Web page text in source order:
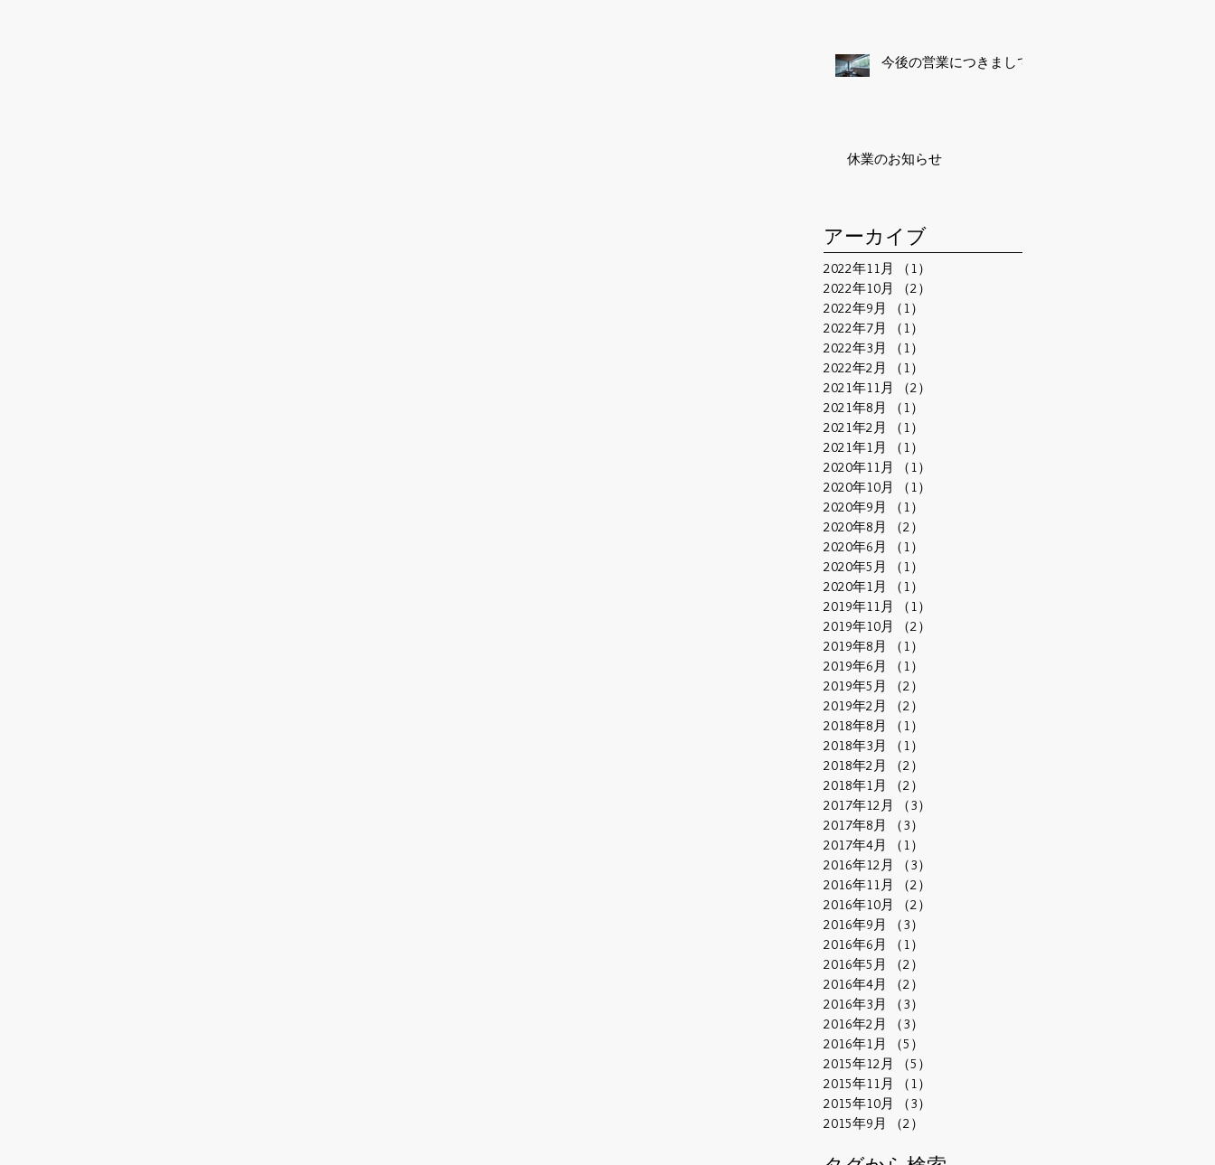
今後の営業につきまして
休業のお知らせ
アーカイブ
2022年11月 （1）
2022年10月
（2）
2022年9月
（1）
2022年7月
（1）
2022年3月
（1）
2022年2月
（1）
2021年11月
（2）
2021年8月
（1）
2021年2月
（1）
2021年1月
（1）
2020年11月
（1）
2020年10月
（1）
2020年9月
（1）
2020年8月
（2）
2020年6月
（1）
2020年5月
（1）
2020年1月
（1）
2019年11月
（1）
2019年10月
（2）
2019年8月
（1）
2019年6月
（1）
2019年5月
（2）
2019年2月
（2）
2018年8月
（1）
2018年3月
（1）
2018年2月
（2）
2018年1月
（2）
2017年12月
（3）
2017年8月
（3）
2017年4月
（1）
2016年12月
（3）
2016年11月
（2）
2016年10月
（2）
2016年9月
（3）
2016年6月
（1）
2016年5月
（2）
2016年4月
（2）
2016年3月
（3）
2016年2月
（3）
2016年1月
（5）
2015年12月
（5）
2015年11月
（1）
2015年10月
（3）
2015年9月
（2）